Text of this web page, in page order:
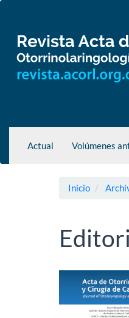
principal
Barra
lateral
Actual Volúmenes
Inicio
Barra
lateral